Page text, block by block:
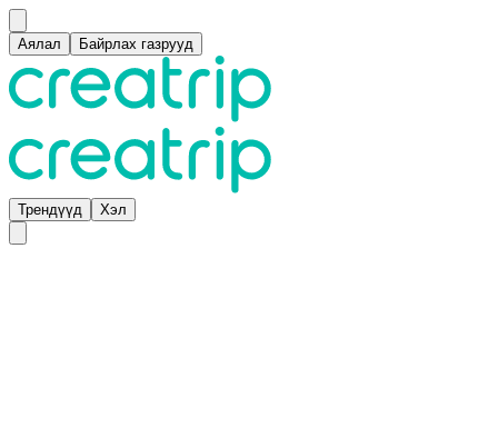
Аялал Байрлах газрууд
Трендүүд Хэл